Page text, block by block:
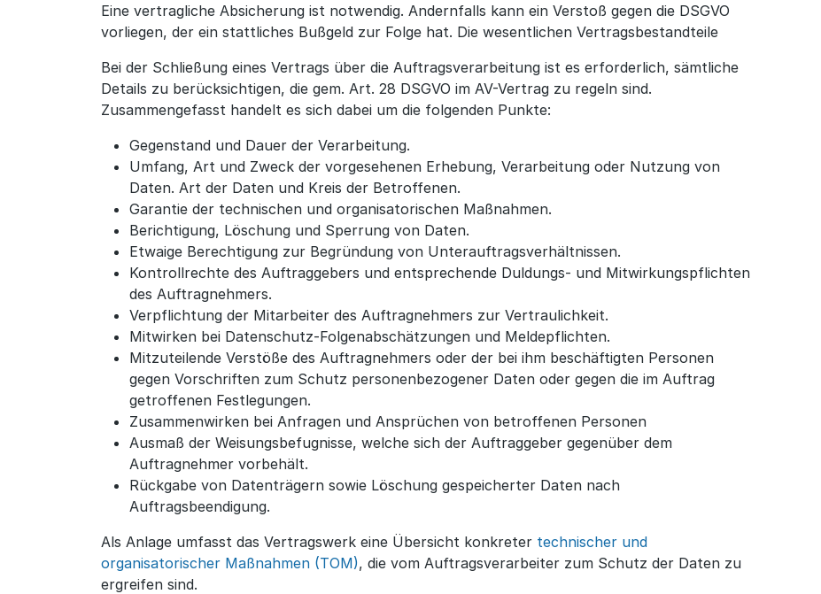
Eine vertragliche Absicherung ist notwendig. Andernfalls kann ein Verstoß gegen die DSGVO
vorliegen, der ein stattliches Bußgeld zur Folge hat. Die wesentlichen Vertragsbestandteile
Bei der Schließung eines Vertrags über die Auftragsverarbeitung ist es erforderlich, sämtliche
Details zu berücksichtigen, die gem. Art. 28 DSGVO im AV-Vertrag zu regeln sind.
Zusammengefasst handelt es sich dabei um die folgenden Punkte:
Gegenstand und Dauer der Verarbeitung.
Umfang, Art und Zweck der vorgesehenen Erhebung, Verarbeitung oder Nutzung von
Daten. Art der Daten und Kreis der Betroffenen.
Garantie der technischen und organisatorischen Maßnahmen.
Berichtigung, Löschung und Sperrung von Daten.
Etwaige Berechtigung zur Begründung von Unterauftragsverhältnissen.
Kontrollrechte des Auftraggebers und entsprechende Duldungs- und Mitwirkungspflichten
des Auftragnehmers.
Verpflichtung der Mitarbeiter des Auftragnehmers zur Vertraulichkeit.
Mitwirken bei Datenschutz-Folgenabschätzungen und Meldepflichten.
Mitzuteilende Verstöße des Auftragnehmers oder der bei ihm beschäftigten Personen
gegen Vorschriften zum Schutz personenbezogener Daten oder gegen die im Auftrag
getroffenen Festlegungen.
Zusammenwirken bei Anfragen und Ansprüchen von betroffenen Personen
Ausmaß der Weisungsbefugnisse, welche sich der Auftraggeber gegenüber dem
Auftragnehmer vorbehält.
Rückgabe von Datenträgern sowie Löschung gespeicherter Daten nach
Auftragsbeendigung.
Als Anlage umfasst das Vertragswerk eine Übersicht konkreter technischer und
organisatorischer Maßnahmen (TOM), die vom Auftragsverarbeiter zum Schutz der Daten zu
ergreifen sind.